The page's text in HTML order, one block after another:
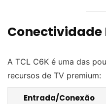
Conectividade
A TCL C6K é uma das
recursos de TV premium:
Entrada/Conexão